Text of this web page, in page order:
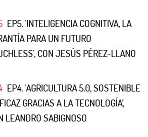
EP5. 'INTELIGENCIA COGNITIVA, LA
PARA UN FUTURO
CON JESÚS PÉREZ-LLANO
EP4. 'AGRICULTURA 5.0, SOSTENIBLE
GRACIAS A LA TECNOLOGÍA’,
LEANDRO SABIGNOSO